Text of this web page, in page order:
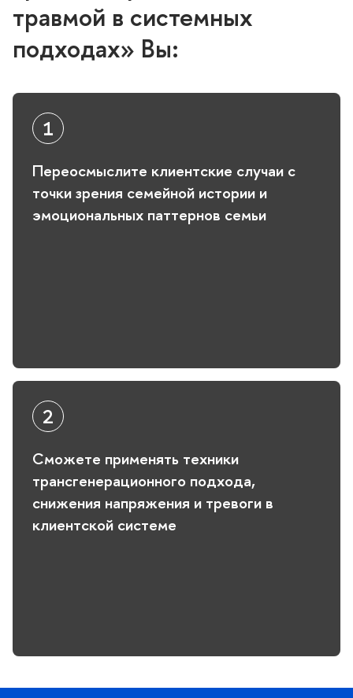
травмой в системных
подходах» Вы:
Переосмыслите клиентские случаи с
точки зрения семейной истории и
эмоциональных паттернов семьи
Сможете применять техники
трансгенерационного подхода,
снижения напряжения и тревоги в
клиентской системе